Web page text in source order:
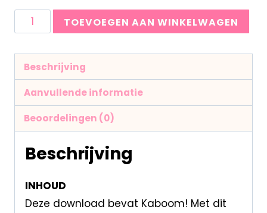
TOEVOEGEN AAN WINKELWAGEN
Beschrijving
Aanvullende informatie
Beoordelingen (0)
Beschrijving
INHOUD
Deze download bevat Kaboom! Met dit